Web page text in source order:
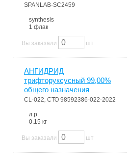
SPANLAB-SC2459
synthesis
1 флак
Вы заказали шт
АНГИДРИД
трифторуксусный 99,00%
общего назначения
CL-022, СТО 98592386-022-2022
л.р.
0.15 кг
Вы заказали шт